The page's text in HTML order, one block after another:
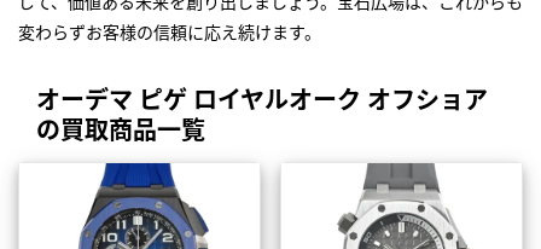
変わらずお客様の信頼に応え続けます。
オーデマ ピゲ ロイヤルオーク オフショア
の買取商品一覧